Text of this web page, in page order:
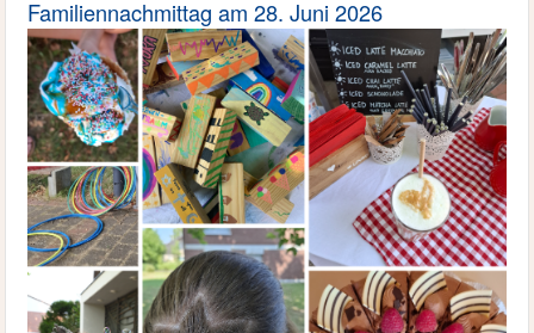
Familiennachmittag am 28. Juni 2026